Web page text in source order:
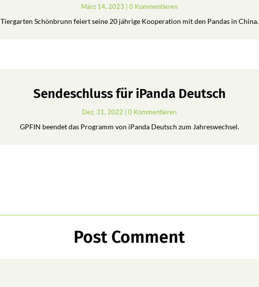
März 14, 2023 | 0 Kommentieren
Tiergarten Schönbrunn feiert seine 20 jährige Kooperation mit den Pandas in China.
Sendeschluss für iPanda Deutsch
Dez. 31, 2022 | 0 Kommentieren
GPFIN beendet das Programm von iPanda Deutsch zum Jahreswechsel.
Post Comment